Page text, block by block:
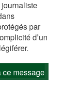
par
d’un
ce message